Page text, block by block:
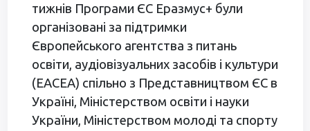
тижнів Програми ЄС Еразмус+ були
організовані за підтримки
Європейського агентства з питань
освіти, аудіовізуальних засобів і культури
(EACEA) спільно з Представництвом ЄС в
Україні, Міністерством освіти і науки
України, Міністерством молоді та спорту